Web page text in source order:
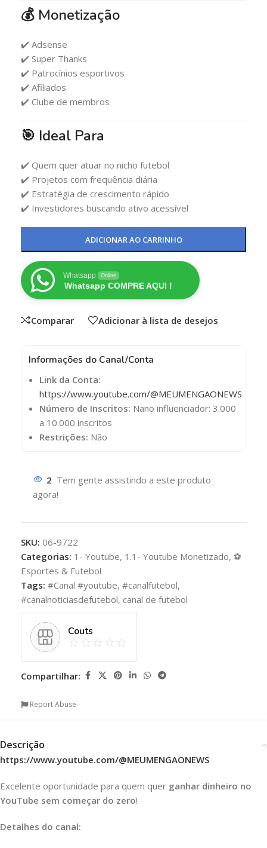
💰 Monetização
✔️ Adsense
✔️ Super Thanks
✔️ Patrocínios esportivos
✔️ Afiliados
✔️ Clube de membros
🎯 Ideal Para
✔️ Quem quer atuar no nicho futebol
✔️ Projetos com frequência diária
✔️ Estratégia de crescimento rápido
✔️ Investidores buscando ativo acessível
ADICIONAR AO CARRINHO
Whatsapp Online
Whatsapp COMPRE AQUI !
Comparar Adicionar à lista de desejos
Informações do Canal/Conta
Link da Conta:
https://www.youtube.com/@MEUMENGAONEWS
Número de Inscritos: Nano influenciador: 3.000
a 10.000 inscritos
Restrições: Não
2 Tem gente assistindo a este produto
agora!
SKU: 06-9722
Categorias: 1- Youtube, 1.1- Youtube Monetizado, ⚽
Esportes & Futebol
Tags: #Canal #youtube, #canalfutebol,
#canalnoticiasdefutebol, canal de futebol
Couts
Compartilhar:
Report Abuse
Descrição
https://www.youtube.com/@MEUMENGAONEWS
Excelente oportunidade para quem quer ganhar dinheiro no
YouTube sem começar do zero!
Detalhes do canal: